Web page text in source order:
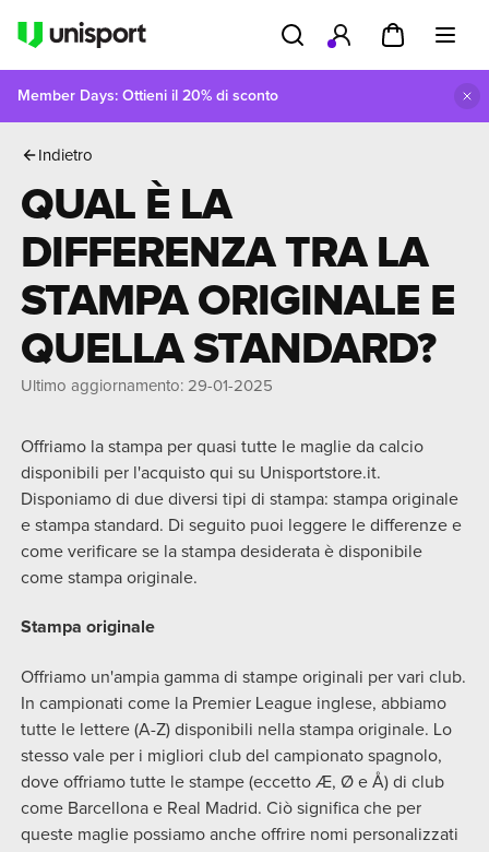
Member Days: Ottieni il 20% di sconto
Qual è la differenza tra la stampa originale e quella standard?
Indietro
QUAL È LA
DIFFERENZA TRA LA
STAMPA ORIGINALE E
QUELLA STANDARD?
Ultimo aggiornamento: 29-01-2025
Offriamo la stampa per quasi tutte le maglie da calcio
disponibili per l'acquisto qui su Unisportstore.it.
Disponiamo di due diversi tipi di stampa: stampa originale
e stampa standard. Di seguito puoi leggere le differenze e
come verificare se la stampa desiderata è disponibile
come stampa originale.
Stampa originale
Offriamo un'ampia gamma di stampe originali per vari club.
In campionati come la Premier League inglese, abbiamo
tutte le lettere (A-Z) disponibili nella stampa originale. Lo
stesso vale per i migliori club del campionato spagnolo,
dove offriamo tutte le stampe (eccetto Æ, Ø e Å) di club
come Barcellona e Real Madrid. Ciò significa che per
queste maglie possiamo anche offrire nomi personalizzati